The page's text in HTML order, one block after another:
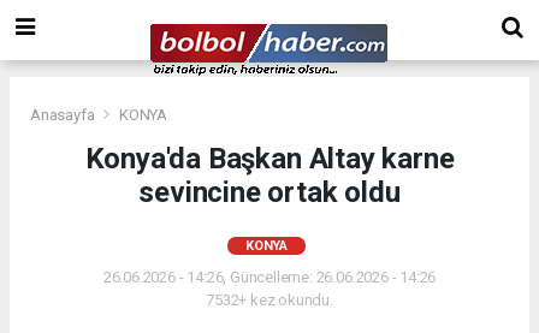
Anasayfa KONYA
Konya'da Başkan Altay karne
sevincine ortak oldu
KONYA
26.06.2026 - 14:26, Güncelleme: 26.06.2026 - 14:26
7532+ kez okundu.